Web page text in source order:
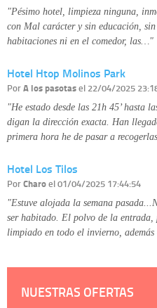
"Pésimo hotel, limpieza ninguna,
con Mal carácter y sin educación,
habitaciones ni en el comedor, las…"
Hotel Htop Molinos Park
PorA los pasotasel 22/04/2025
"He estado desde las 21h 45’ hasta
digan la dirección exacta. Han
primera hora he de pasar a
Hotel Los Tilos
PorCharoel 01/04/2025 17:44:54
"Estuve alojada la semana
ser habitado. El polvo de la
limpiado en todo el invierno,
NUESTRAS OFERTAS